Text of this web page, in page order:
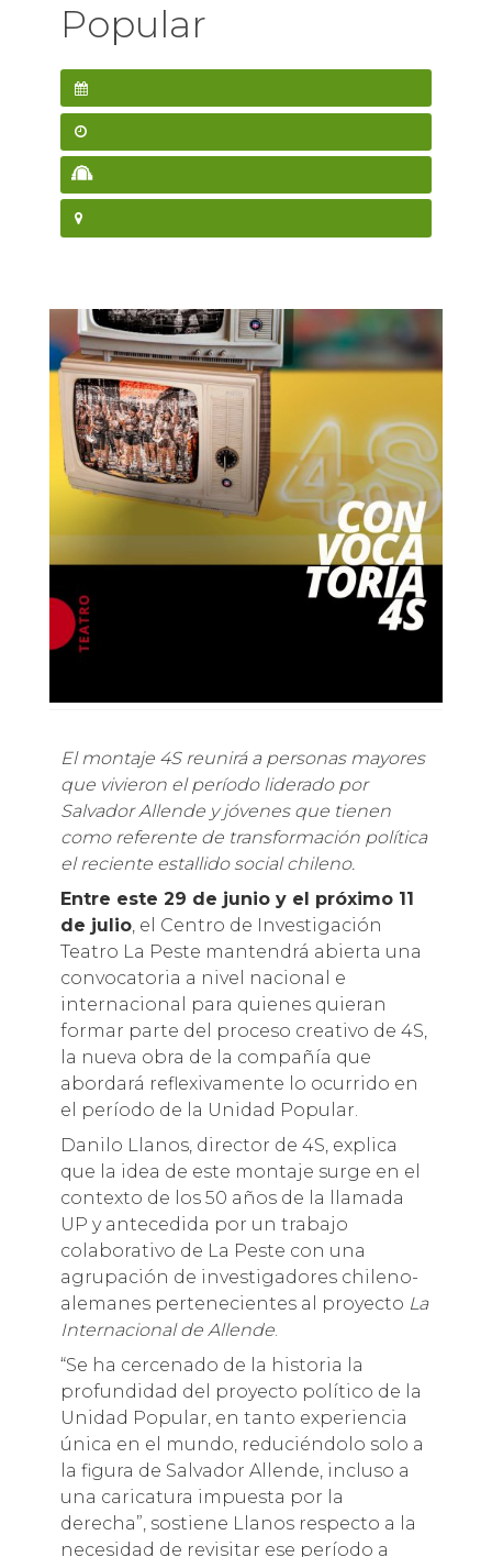
Popular
El montaje 4S reunirá a personas mayores
que vivieron el período liderado por
Salvador Allende y jóvenes que tienen
como referente de transformación política
el reciente estallido social chileno.
Entre este 29 de junio y el próximo 11
de julio, el Centro de Investigación
Teatro La Peste mantendrá abierta una
convocatoria a nivel nacional e
internacional para quienes quieran
formar parte del proceso creativo de 4S,
la nueva obra de la compañía que
abordará reflexivamente lo ocurrido en
el período de la Unidad Popular.
Danilo Llanos, director de 4S, explica
que la idea de este montaje surge en el
contexto de los 50 años de la llamada
UP y antecedida por un trabajo
colaborativo de La Peste con una
agrupación de investigadores chileno-
alemanes pertenecientes al proyecto La
Internacional de Allende.
“Se ha cercenado de la historia la
profundidad del proyecto político de la
Unidad Popular, en tanto experiencia
única en el mundo, reduciéndolo solo a
la figura de Salvador Allende, incluso a
una caricatura impuesta por la
derecha”, sostiene Llanos respecto a la
necesidad de revisitar ese período a